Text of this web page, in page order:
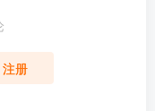
注册